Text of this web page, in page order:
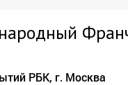
РБК, г. Москва